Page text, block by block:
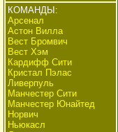
КОМАНДЫ:
Арсенал
Астон Вилла
Вест Бромвич
Вест Хэм
Кардифф Сити
Кристал Пэлас
Ливерпуль
Манчестер Сити
Манчестер Юнайтед
Норвич
Ньюкасл